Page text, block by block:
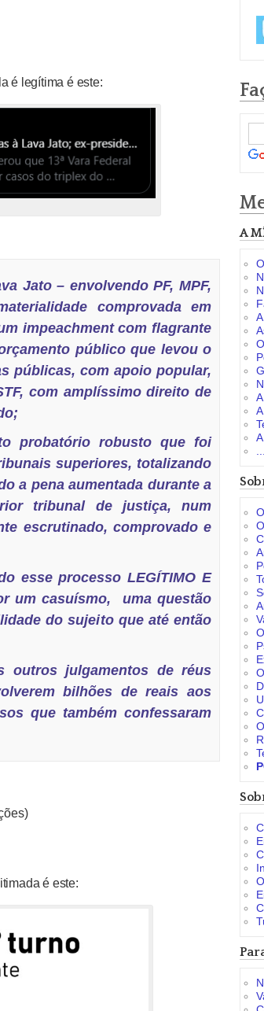
é legítima é este:
Jato – envolvendo PF, MPF,
comprovada em
impeachment com flagrante
público que levou o
públicas, com apoio popular,
com amplíssimo direito de
probatório robusto que foi
superiores, totalizando
a pena aumentada durante a
tribunal de justiça, num
escrutinado, comprovado e
esse processo LEGÍTIMO E
um casuísmo, uma questão
do sujeito que até então
outros julgamentos de réus
bilhões de reais aos
que também confessaram
é este:
A